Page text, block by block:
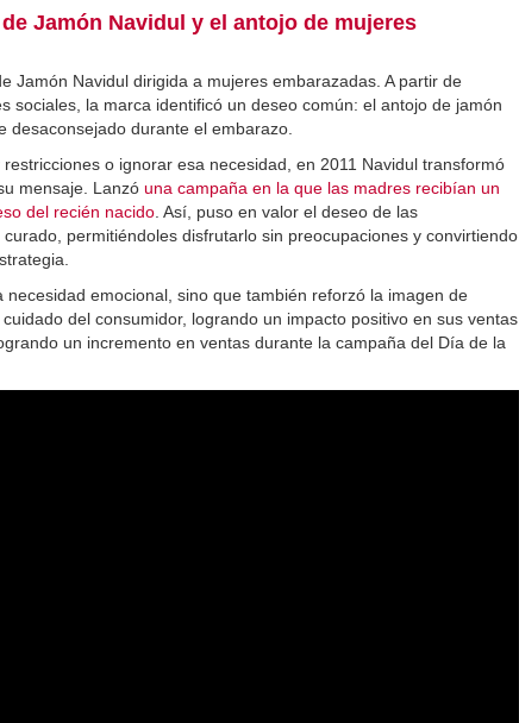
Jamón Navidul y el antojo de mujeres
Jamón Navidul dirigida a mujeres embarazadas. A partir de
sociales, la marca identificó un deseo común: el antojo de jamón
desaconsejado durante el embarazo.
o ignorar esa necesidad, en 2011 Navidul transformó
mensaje. Lanzó una campaña en la que las madres recibían un
del recién nacido . Así, puso en valor el deseo de las
permitiéndoles disfrutarlo sin preocupaciones y convirtiendo
necesidad emocional, sino que también reforzó la imagen de
del consumidor, logrando un impacto positivo en sus ventas
un incremento en ventas durante la campaña del Día de la